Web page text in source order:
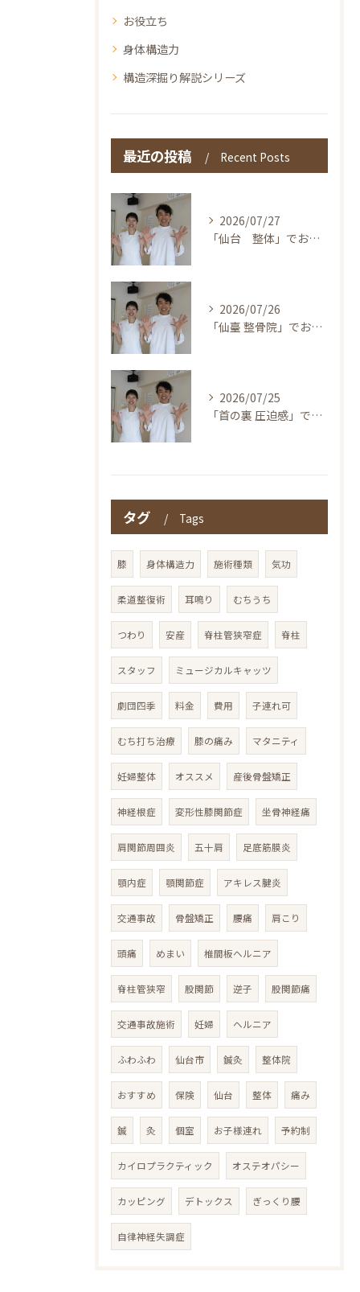
お役立ち
身体構造力
構造深掘り解説シリーズ
最近の投稿 Recent Posts
2026/07/27
「仙台 整体」でお探しの方へ〜本当の整体を仙台で！伊東鍼灸整骨院
2026/07/26
「仙臺 整骨院」でお探しの方へ〜本当の整体を仙台で！伊東鍼灸整骨院
2026/07/25
「首の裏 圧迫感」でお探しの方へ〜本当の整体を仙台で！伊東鍼灸整骨院
タグ Tags
膝 身体構造力 施術種類 気功
柔道整復術 耳鳴り むちうち
つわり 安産 脊柱管狭窄症 脊柱
スタッフ ミュージカルキャッツ
劇団四季 料金 費用 子連れ可
むち打ち治療 膝の痛み マタニティ
妊婦整体 オススメ 産後骨盤矯正
神経根症 変形性膝関節症 坐骨神経痛
肩関節周囲炎 五十肩 足底筋膜炎
顎内症 顎関節症 アキレス腱炎
交通事故 骨盤矯正 腰痛 肩こり
頭痛 めまい 椎間板ヘルニア
脊柱管狭窄 股関節 逆子 股関節痛
交通事故施術 妊婦 ヘルニア
ふわふわ 仙台市 鍼灸 整体院
おすすめ 保険 仙台 整体 痛み
鍼 灸 個室 お子様連れ 予約制
カイロプラクティック オステオパシー
カッピング デトックス ぎっくり腰
自律神経失調症